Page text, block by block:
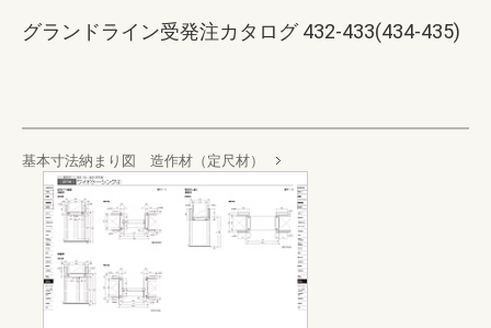
グランドライン受発注カタログ 432-433(434-435)
基本寸法納まり図 造作材（定尺材）